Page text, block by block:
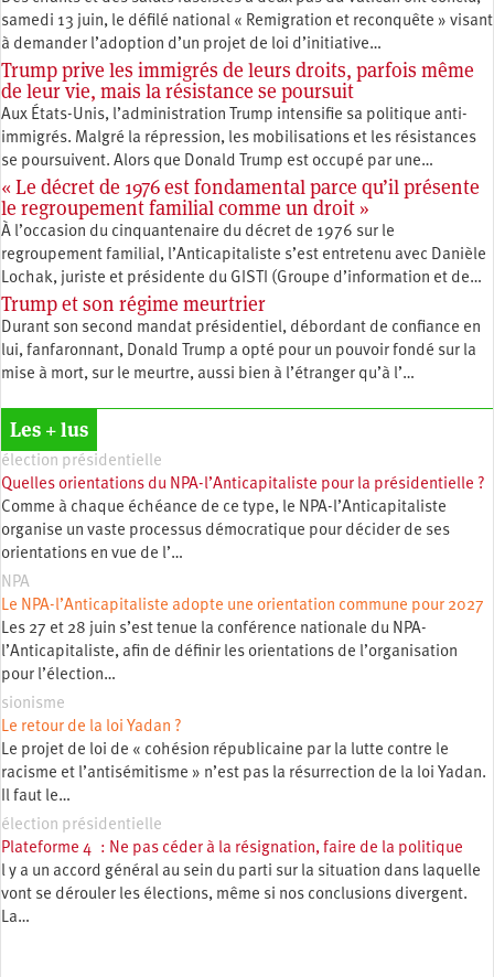
samedi 13 juin, le défilé national « Remigration et reconquête » visant
à demander l’adoption d’un projet de loi d’initiative…
Trump prive les immigrés de leurs droits, parfois même
de leur vie, mais la résistance se poursuit
Aux États-Unis, l’administration Trump intensifie sa politique anti-
immigrés. Malgré la répression, les mobilisations et les résistances
se poursuivent. Alors que Donald Trump est occupé par une…
« Le décret de 1976 est fondamental parce qu’il présente
le regroupement familial comme un droit »
À l’occasion du cinquantenaire du décret de 1976 sur le
regroupement familial, l’Anticapitaliste s’est entretenu avec Danièle
Lochak, juriste et présidente du GISTI (Groupe d’information et de…
Trump et son régime meurtrier
Durant son second mandat présidentiel, débordant de confiance en
lui, fanfaronnant, Donald Trump a opté pour un pouvoir fondé sur la
mise à mort, sur le meurtre, aussi bien à l’étranger qu’à l’…
Les + lus
élection présidentielle
Quelles orientations du NPA-l’Anticapitaliste pour la présidentielle ?
Comme à chaque échéance de ce type, le NPA-l’Anticapitaliste
organise un vaste processus démocratique pour décider de ses
orientations en vue de l’…
NPA
Le NPA-l’Anticapitaliste adopte une orientation commune pour 2027
Les 27 et 28 juin s’est tenue la conférence nationale du NPA-
l’Anticapitaliste, afin de définir les orientations de l’organisation
pour l’élection…
sionisme
Le retour de la loi Yadan ?
Le projet de loi de « cohésion républicaine par la lutte contre le
racisme et l’antisémitisme » n’est pas la résurrection de la loi Yadan.
Il faut le…
élection présidentielle
Plateforme 4 : Ne pas céder à la résignation, faire de la politique
l y a un accord général au sein du parti sur la situation dans laquelle
vont se dérouler les élections, même si nos conclusions divergent.
La…